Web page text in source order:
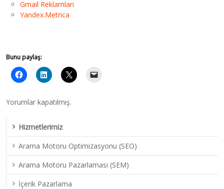
Gmail Reklamları
Yandex.Metrica
Bunu paylaş:
Yorumlar kapatılmış.
Hizmetlerimiz
Arama Motoru Optimizasyonu (SEO)
Arama Motoru Pazarlaması (SEM)
İçerik Pazarlama